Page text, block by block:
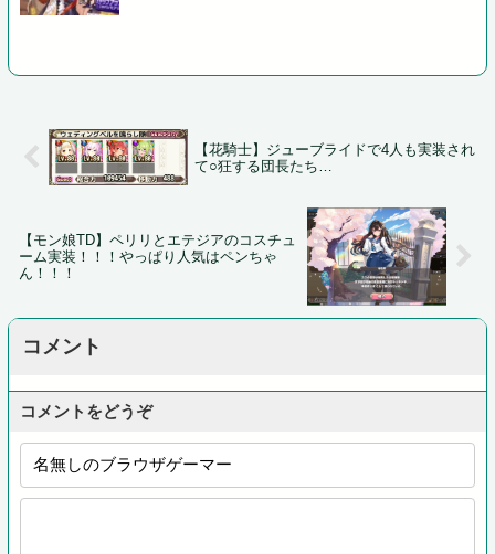
【花騎士】ジューブライドで4人も実装され
て○狂する団長たち…
【モン娘TD】ペリリとエテジアのコスチュ
ーム実装！！！やっぱり人気はペンちゃ
ん！！！
コメント
コメントをどうぞ